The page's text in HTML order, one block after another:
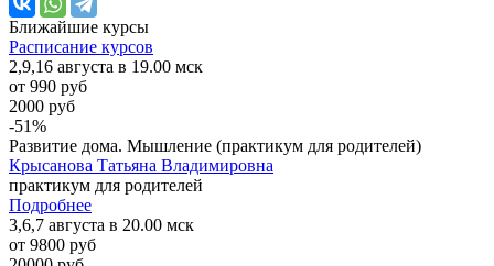
Ближайшие курсы
Расписание курсов
2,9,16 августа в 19.00 мск
от 990 руб
2000 руб
-51%
Развитие дома. Мышление (практикум для родителей)
Крысанова Татьяна Владимировна
практикум для родителей
Подробнее
3,6,7 августа в 20.00 мск
от 9800 руб